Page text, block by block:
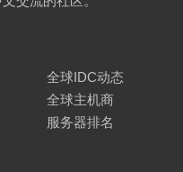
全球IDC动态
全球主机商
服务器排名